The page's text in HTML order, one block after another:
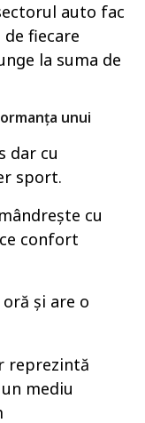
auto fac
fiecare
la suma de
unui
dar cu
sport.
cu
confort
și are o
reprezintă
mediu